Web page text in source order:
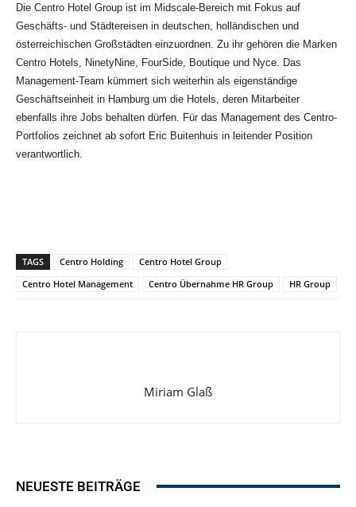
Die Centro Hotel Group ist im Midscale-Bereich mit Fokus auf
Geschäfts- und Städtereisen in deutschen, holländischen und
österreichischen Großstädten einzuordnen. Zu ihr gehören die Marken
Centro Hotels, NinetyNine, FourSide, Boutique und Nyce. Das
Management-Team kümmert sich weiterhin als eigenständige
Geschäftseinheit in Hamburg um die Hotels, deren Mitarbeiter
ebenfalls ihre Jobs behalten dürfen. Für das Management des Centro-
Portfolios zeichnet ab sofort Eric Buitenhuis in leitender Position
verantwortlich.
TAGS Centro Holding
Centro Hotel Group
Centro Hotel Management
Centro Übernahme HR Group HR Group
Miriam Glaß
NEUESTE BEITRÄGE